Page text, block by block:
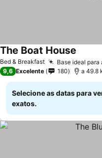
Bed & Breakfast Base ideal
The Boat House
9,6 Excelente 180 a 49.8
Selecione as datas para
exatos.